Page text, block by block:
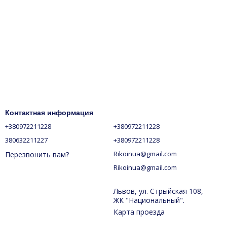
Контактная информация
+380972211228
380632211227
Перезвонить вам?
+380972211228
+380972211228
Rikoinua@gmail.com
Rikoinua@gmail.com
Львов, ул. Стрыйская 108,
ЖК "Национальный".
Карта проезда